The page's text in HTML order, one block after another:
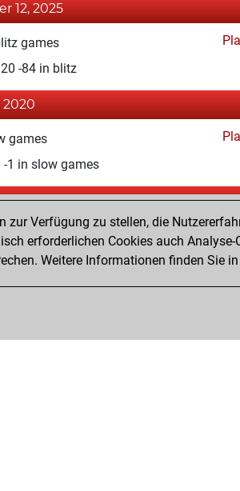
12, 2025
games
-84 in blitz
2020
games
-1 in slow games
games
-0 in bullet
Verfügung zu stellen, die
erforderlichen Cookies auch
Weitere Informationen finden Sie